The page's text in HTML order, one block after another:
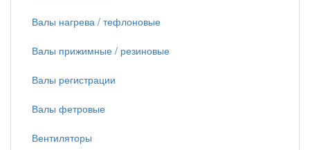
Валы нагрева / тефлоновые
Валы прижимные / резиновые
Валы регистрации
Валы фетровые
Вентиляторы